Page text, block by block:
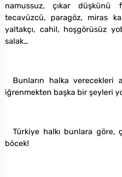
namussuz, çıkar düşkünü
tecavüzcü, paragöz, miras
yaltakçı, cahil, hoşgörüsüz
salak…
Bunların halka verecekleri
iğrenmekten başka bir şeyleri
Türkiye halkı bunlara göre,
böcek!